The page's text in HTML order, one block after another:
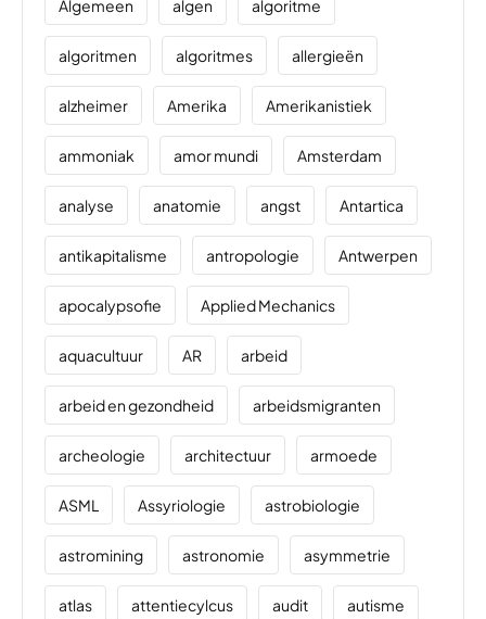
Algemeen algen algoritme
algoritmen algoritmes allergieën
alzheimer Amerika Amerikanistiek
ammoniak amor mundi Amsterdam
analyse anatomie angst Antartica
antikapitalisme antropologie Antwerpen
apocalypsofie Applied Mechanics
aquacultuur AR arbeid
arbeid en gezondheid arbeidsmigranten
archeologie architectuur armoede
ASML Assyriologie astrobiologie
astromining astronomie asymmetrie
atlas attentiecylcus audit autisme